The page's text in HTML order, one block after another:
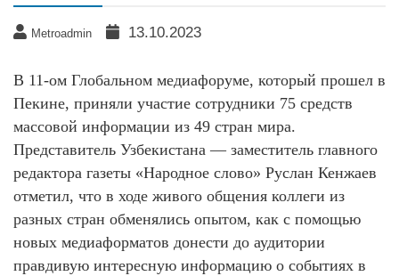
Metroadmin 13.10.2023
В 11-ом Глобальном медиафоруме, который прошел в
Пекине, приняли участие сотрудники 75 средств
массовой информации из 49 стран мира.
Представитель Узбекистана — заместитель главного
редактора газеты «Народное слово» Руслан Кенжаев
отметил, что в ходе живого общения коллеги из
разных стран обменялись опытом, как с помощью
новых медиаформатов донести до аудитории
правдивую интересную информацию о событиях в